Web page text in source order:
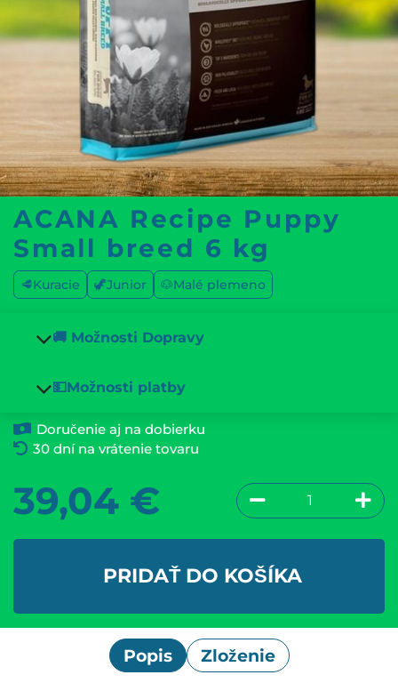
ACANA Recipe Puppy
Small breed 6 kg
🥩Kuracie 🦖Junior 🐶Malé plemeno
🚚 Možnosti Dopravy
💵Možnosti platby
Doručenie aj na dobierku
30 dní na vrátenie tovaru
39,04 €
PRIDAŤ DO KOŠÍKA
Popis Zloženie